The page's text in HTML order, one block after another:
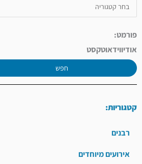
פורמט:
אודיווידאוטקסט
חפש
קטגוריות:
רבנים
אירועים מיוחדים